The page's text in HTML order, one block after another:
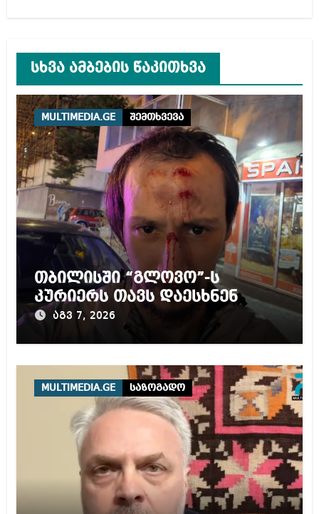
სხვა ამბების წაკითხვა
MULTIMEDIA.GE შემთხვევა
თბილისში “გლოვო”-ს
კურიერს თავს დაესხნენ
აგვ 7, 2026
MULTIMEDIA.GE საზოგადო